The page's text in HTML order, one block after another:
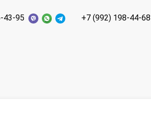
43-95 +7 (992) 198-44-68